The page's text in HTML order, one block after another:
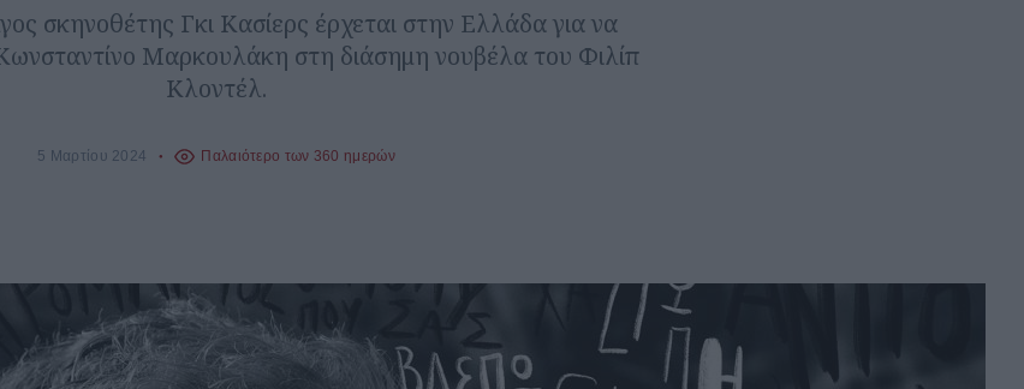
σκηνοθέτης Γκι Κασίερς έρχεται στην Ελλάδα για να
Μαρκουλάκη στη διάσημη νουβέλα του Φιλίπ
Κλοντέλ.
5 Μαρτίου 2024 Παλαιότερο των 360 ημερών